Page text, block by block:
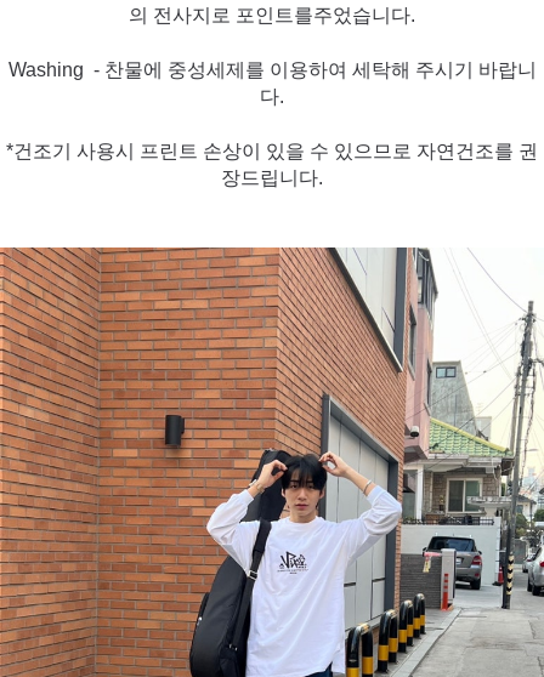
의 전사지로 포인트를주었습니다.
Washing - 찬물에 중성세제를 이용하여 세탁해 주시기 바랍니
다.
*건조기 사용시 프린트 손상이 있을 수 있으므로 자연건조를 권
장드립니다.